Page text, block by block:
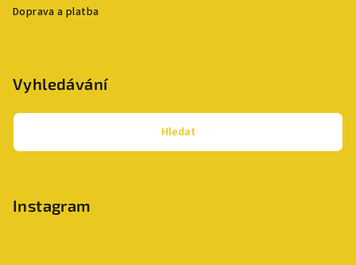
Doprava a platba
Vyhledávání
Hledat
Instagram